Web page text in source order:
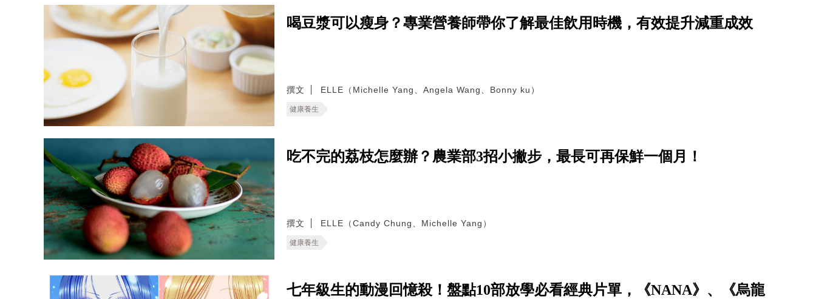
喝豆漿可以瘦身？專業營養師帶你了解最佳飲用時機，有效提升減重成效
撰文 ELLE（Michelle Yang、Angela Wang、Bonny ku）
健康養生
吃不完的荔枝怎麼辦？農業部3招小撇步，最長可再保鮮一個月！
撰文 ELLE（Candy Chung、Michelle Yang）
健康養生
七年級生的動漫回憶殺！盤點10部放學必看經典片單，《NANA》、《烏龍